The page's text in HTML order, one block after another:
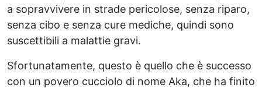
a sopravvivere in strade pericolose, senza riparo,
senza cibo e senza cure mediche, quindi sono
suscettibili a malattie gravi.
Sfortunatamente, questo è quello che è successo
con un povero cucciolo di nome Aka, che ha finito